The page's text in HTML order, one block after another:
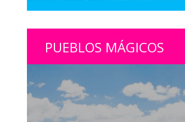
PUEBLOS MÁGICOS